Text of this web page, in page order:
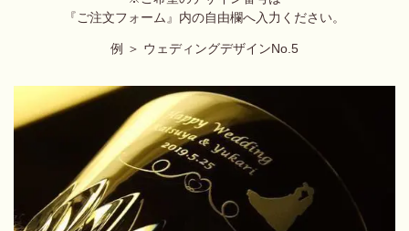
『ご注文フォーム』内の自由欄へ 入力ください。
例 ＞ ウェディングデザインNo.5